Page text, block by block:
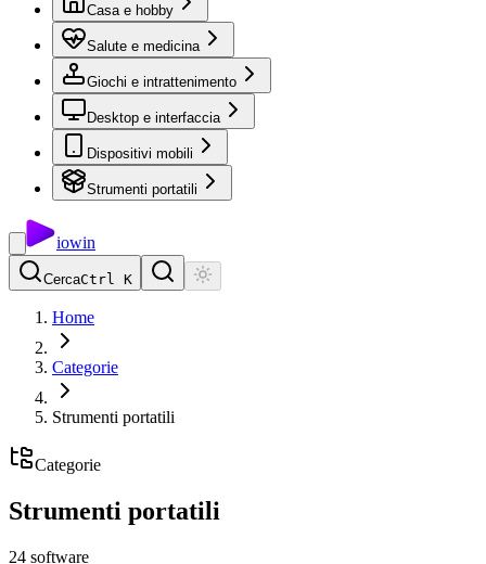
Casa e hobby
Salute e medicina
Giochi e intrattenimento
Desktop e interfaccia
Dispositivi mobili
Strumenti portatili
iowin
CercaCtrl K
Home
Categorie
Strumenti portatili
Categorie
Strumenti portatili
24 software